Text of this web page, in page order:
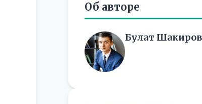
Об авторе
Булат Шакиров